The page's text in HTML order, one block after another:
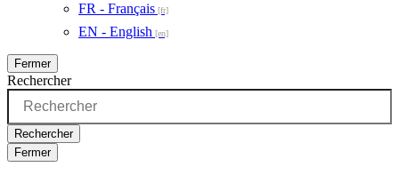
FR - Français
EN - English
Fermer
Rechercher
Rechercher
Fermer